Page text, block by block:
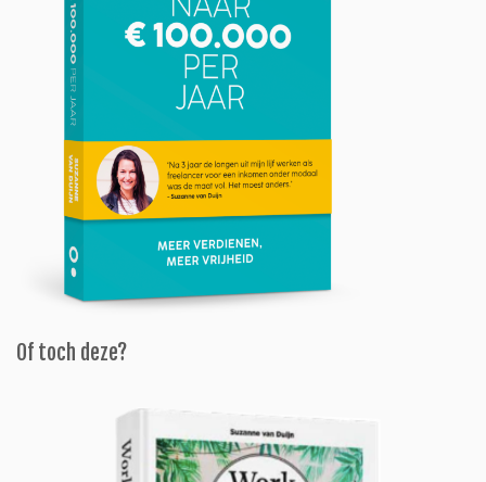
Of toch deze?